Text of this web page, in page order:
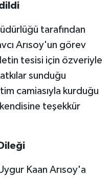
tarafından
Arısoy'un görev
tesisi için özveriyle
sunduğu
camiasıyla kurduğu
kendisine teşekkür
Kaan Arısoy'a